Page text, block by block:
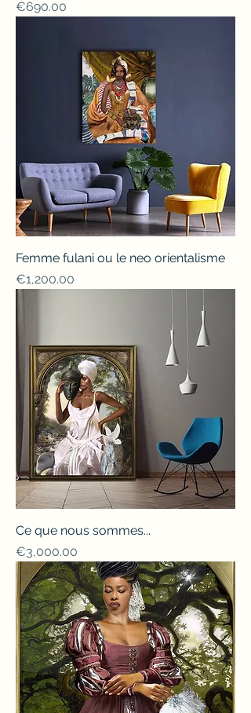
Price
€690.00
Femme fulani ou le neo orientalisme
Price
€1,200.00
Ce que nous sommes...
Price
€3,000.00